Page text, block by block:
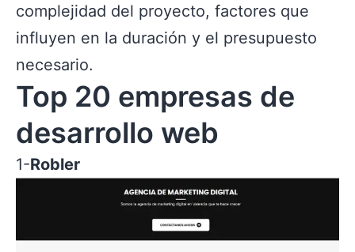
complejidad del proyecto, factores que
influyen en la duración y el presupuesto
necesario.
Top 20 empresas de
desarrollo web
1-Robler